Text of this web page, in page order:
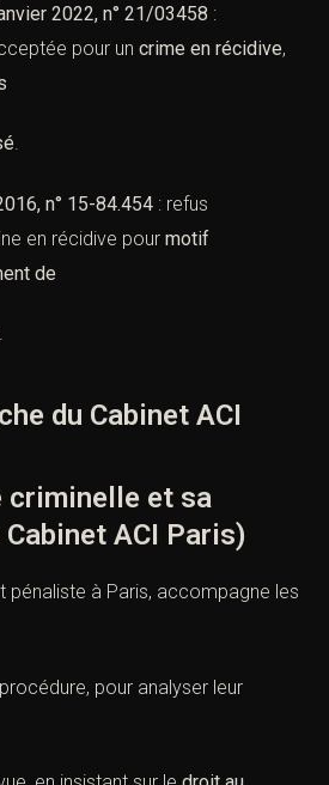
2022, n° 21/03458 :
pour un crime en récidive,
.
n° 15-84.454 : refus
en récidive pour motif
de
.
du Cabinet ACI
et sa
ACI Paris)
pénaliste à Paris, accompagne les
pour analyser leur